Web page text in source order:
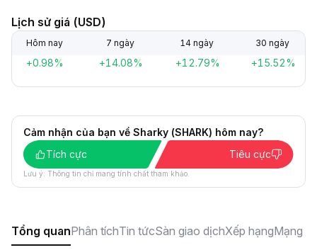
Lịch sử giá (USD)
Hôm nay 7 ngày 14 ngày 30 ngày
+0.98% +14.08% +12.79% +15.52%
Cảm nhận của bạn về Sharky (SHARK) hôm nay?
Tích cực
Tiêu cực
Lưu ý: Thông tin chỉ mang tính chất tham khảo.
Tổng quanPhân tíchTin tứcSàn giao dịchXếp hạngMạng